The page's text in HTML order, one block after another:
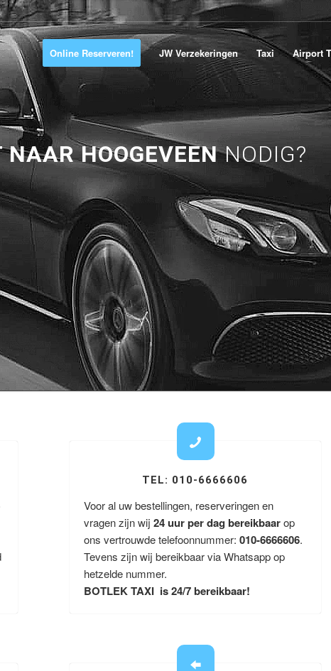
Online Reserveren! JW Verzekeringen Taxi Airport
NAAR HOOGEVEENNODIG?
TEL: 010-6666606
Voor al uw bestellingen, reserveringen en
vragen zijn wij 24 uur per dag bereikbaarop
ons vertrouwde telefoonnummer: 010-6666606.
Tevens zijn wij bereikbaar via Whatsapp op
hetzelde nummer.
BOTLEK TAXI is 24/7 bereikbaar!